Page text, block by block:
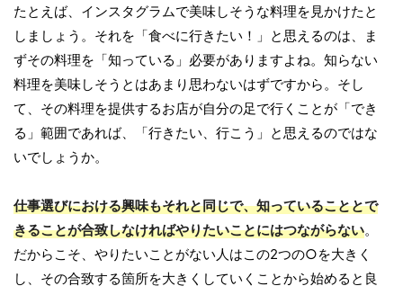
たとえば、インスタグラムで美味しそうな料理を見かけたと
しましょう。それを「食べに行きたい！」と思えるのは、ま
ずその料理を「知っている」必要がありますよね。知らない
料理を美味しそうとはあまり思わないはずですから。そし
て、その料理を提供するお店が自分の足で行くことが「でき
る」範囲であれば、「行きたい、行こう」と思えるのではな
いでしょうか。
仕事選びにおける興味もそれと同じで、知っていることとで
きることが合致しなければやりたいことにはつながらない。
だからこそ、やりたいことがない人はこの2つの○を大きく
し、その合致する箇所を大きくしていくことから始めると良